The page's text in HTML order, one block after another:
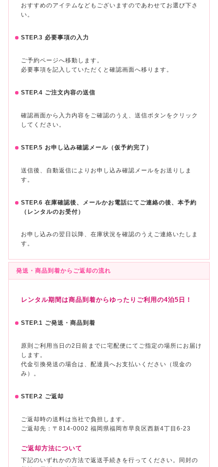
おすすめのアイテムなどもございますのであわせてお選び下さ
い。
STEP.3 必要事項の入力
ご予約ページへ移動します。
必要事項を記入していただくと確認画面へ移ります。
STEP.4 ご注文内容の送信
確認画面から入力内容をご確認のうえ、送信ボタンをクリック
してください。
STEP.5 お申し込み確認メール（仮予約完了）
送信後、自動返信によりお申し込み確認メールをお送りしま
す。
STEP.6 在庫確認後、メールかお電話にてご連絡の後、本予約
（レンタルのお受付）
お申し込みの翌日以降、在庫状況を確認のうえご連絡いたしま
す。
発送・商品到着からご返却の流れ
レンタル期間は商品到着からゆったりご利用の4泊5日！
STEP.1 ご発送・商品到着
原則ご利用当日の2日前までに宅配便にてご指定の場所にお届け
します。
代金引換発送の場合は、配達員へお支払いください（現金の
み）。
STEP.2 ご返却
ご返却時の送料は当社で負担します。
ご返却先：〒814-0002 福岡県福岡市早良区西新4丁目6-23
ご返却方法について
下記のいずれかの方法で返送手続きを行ってください。同封の